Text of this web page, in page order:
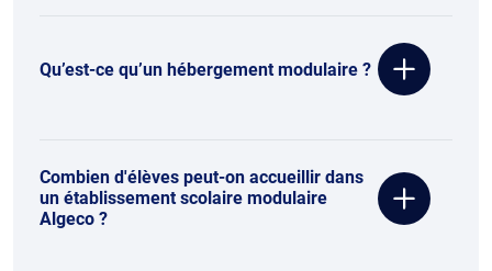
Qu’est-ce qu’un hébergement modulaire ?
Combien d'élèves peut-on accueillir dans
un établissement scolaire modulaire
Algeco ?